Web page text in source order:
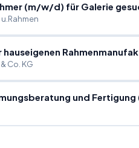
(m/w/d) für Galerie
hauseigenen
Co. KG
und Fertigung